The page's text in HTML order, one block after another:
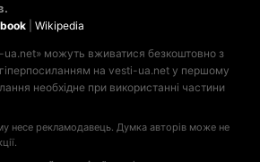
Wikipedia
ua.net» можуть вживатися безкоштовно з
на vesti-ua.net у першому
необхідне при використанні частини
несе рекламодавець. Думка авторів може не